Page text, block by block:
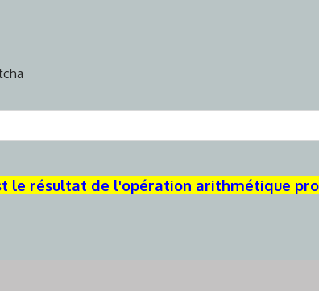
le résultat de l'opération arithmétique